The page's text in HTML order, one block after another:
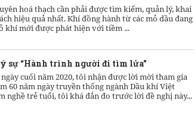
hoá thạch cần phải được tìm kiếm, quản lý, khai
hiệu quả nhất. Khí đồng hành từ các mỏ dầu đang
khí mới được phát hiện với tiềm ...
sự “Hành trình người đi tìm lửa”
cuối năm 2020, tôi nhận được lời mời tham gia
60 năm ngày truyền thống ngành Dầu khí Việt
nghề trẻ tuổi, tôi khá đắn đo trước lời đề nghị này...